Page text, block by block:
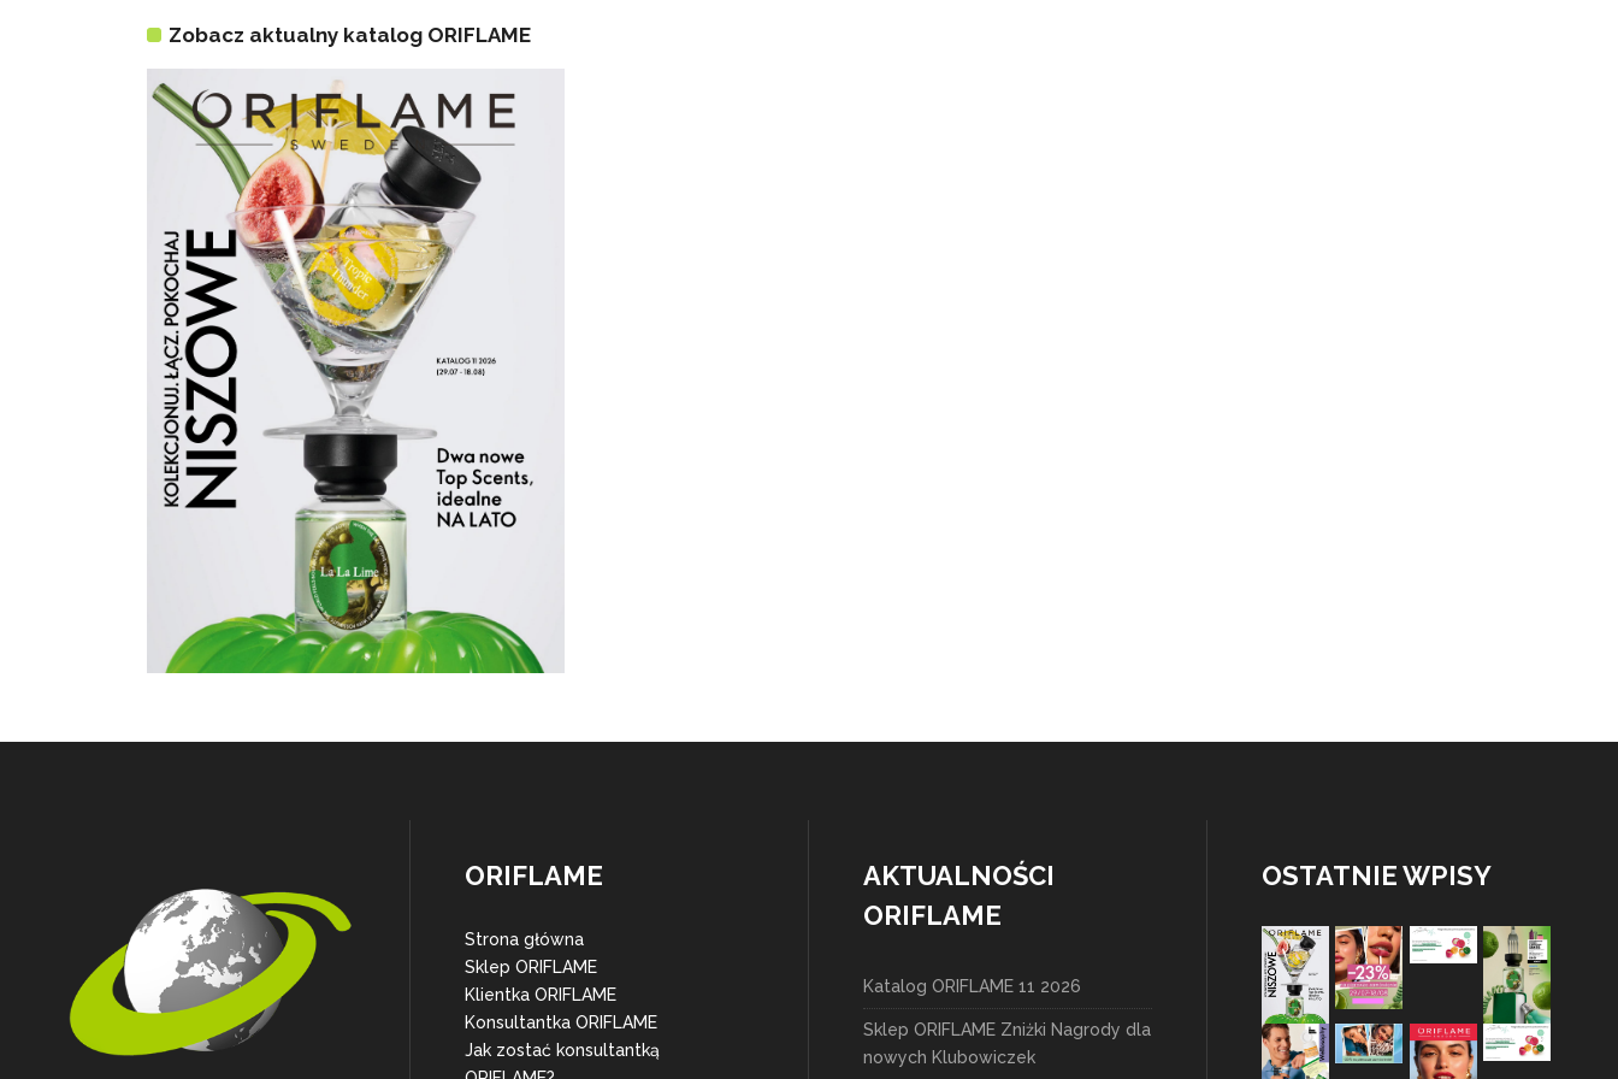
Zobacz aktualny katalog ORIFLAME
ORIFLAME
Strona główna
Sklep ORIFLAME
Klientka ORIFLAME
Konsultantka ORIFLAME
Jak zostać konsultantką
AKTUALNOŚCI
ORIFLAME
Katalog ORIFLAME 11 2026
Sklep ORIFLAME Zniżki Nagrody dla
nowych Klubowiczek
OSTATNIE WPISY